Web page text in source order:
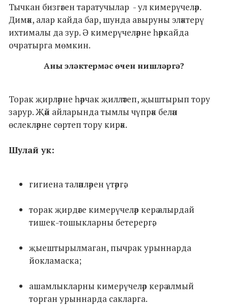
Тычкан бизгәген таратучылар - ул кимерүчеләр.
Димәк, алар кайда бар, шунда авыруны эләктерү
ихтималы да зур. Ә кимерүчеләрне һәркайда
очратырга мөмкин.
Аны эләктермәс өчен нишләргә?
Торак җирләрне һәрчак җилләтеп, җыштырып тору
зарур. Җәй айларында тымлы чүпрәк белән
өслекләрне сөртеп тору кирәк.
Шулай ук:
гигиена таләпләрен үтәргә;
торак җирдәге кимерүчеләр керә алырдай
тишек-тошыкларны бетерергә;
җыештырылмаган, пычрак урыннарда
йокламаска;
ашамлыкларны кимерүчеләр керә алмый
торган урыннарда сакларга.